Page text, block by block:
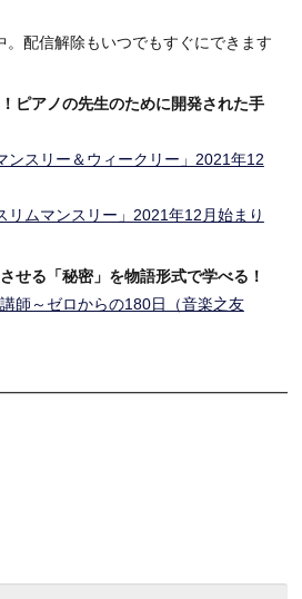
。配信解除もいつでもすぐにできます
ピアノの先生のために開発された手
スリー＆ウィークリー」2021年12
ムマンスリー」2021年12月始まり
せる「秘密」を物語形式で学べる！
師～ゼロからの180日（音楽之友